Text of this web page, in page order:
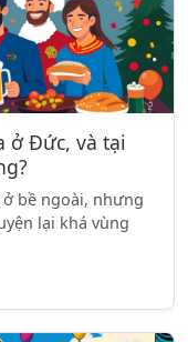
ở Đức, và tại
bề ngoài, nhưng
lại khá vùng